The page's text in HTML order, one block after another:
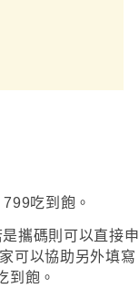
799吃到飽 。
攜碼則可以直接申
可以協助另外填寫
到飽 。